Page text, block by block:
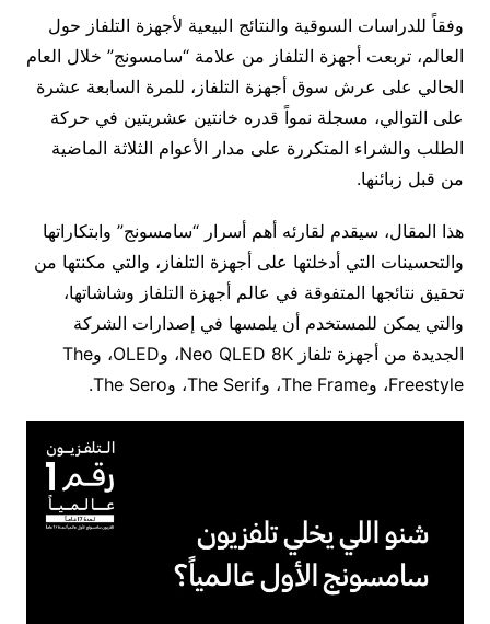
وفقاً للدراسات السوقية والنتائج البيعية لأجهزة التلفاز حول
العالم، تربعت أجهزة التلفاز من علامة “سامسونج” خلال العام
الحالي على عرش سوق أجهزة التلفاز، للمرة السابعة عشرة
على التوالي، مسجلة نمواً قدره خانتين عشريتين في حركة
الطلب والشراء المتكررة على مدار الأعوام الثلاثة الماضية
من قبل زبائنها.
هذا المقال، سيقدم لقارئه أهم أسرار “سامسونج” وابتكاراتها
والتحسينات التي أدخلتها على أجهزة التلفاز، والتي مكنتها من
تحقيق نتائجها المتفوقة في عالم أجهزة التلفاز وشاشاتها،
والتي يمكن للمستخدم أن يلمسها في إصدارات الشركة
الجديدة من أجهزة تلفاز Neo QLED 8K، وOLED، وThe
Freestyle، وThe Frame، وThe Serif، وThe Sero.